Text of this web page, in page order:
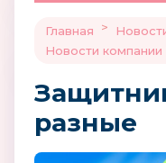
Главная >
Новости компании
разные